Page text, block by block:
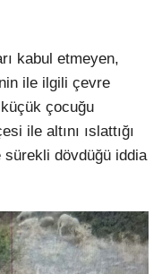
kabul etmeyen,
ile ilgili çevre
çocuğu
ile altını ıslattığı
sürekli dövdüğü iddia